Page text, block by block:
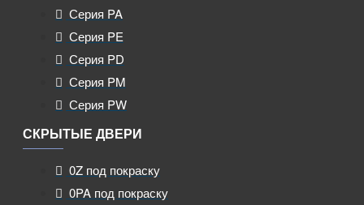
Серия PA
Серия PE
Серия PD
Серия PM
Серия PW
СКРЫТЫЕ ДВЕРИ
0Z под покраску
0PA под покраску